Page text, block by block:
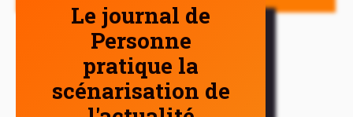
Le journal de
Personne
pratique la
scénarisation de